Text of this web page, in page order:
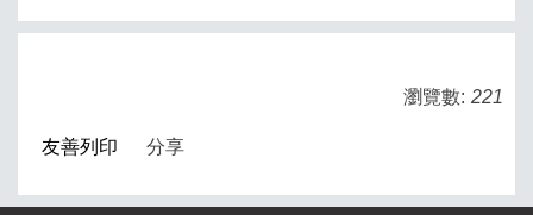
瀏覽數: 221
友善列印 分享